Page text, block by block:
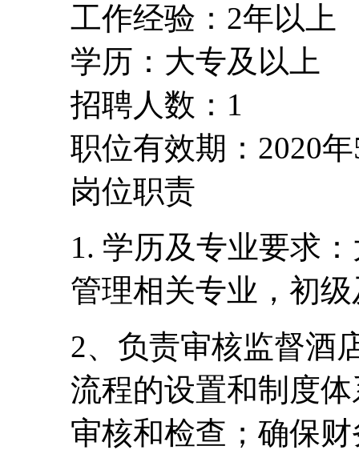
工作经验：2年以上
学历：大专及以上
招聘人数：1
职位有效期：2020
岗位职责
1. 学历及专业要求
管理相关专业，初
2、负责审核监督酒
流程的设置和制度
审核和检查；确保